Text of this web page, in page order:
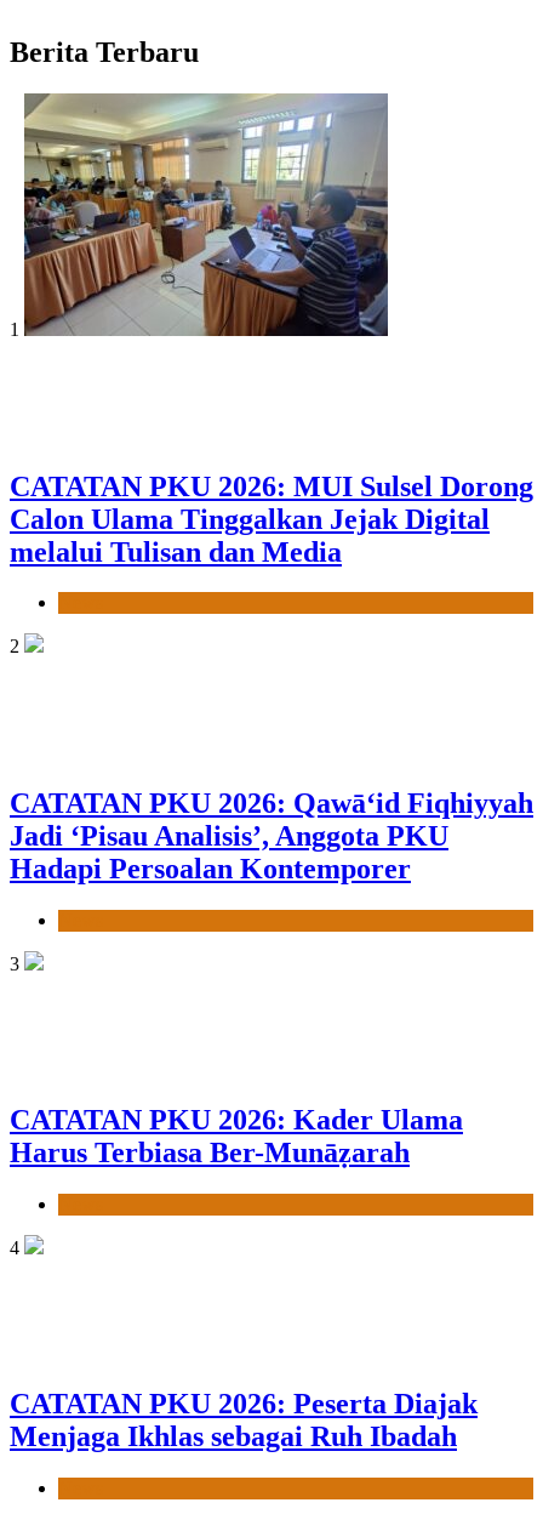
Berita Terbaru
1
CATATAN PKU 2026: MUI Sulsel Dorong
Calon Ulama Tinggalkan Jejak Digital
melalui Tulisan dan Media
2
CATATAN PKU 2026: Qawā‘id Fiqhiyyah
Jadi ‘Pisau Analisis’, Anggota PKU
Hadapi Persoalan Kontemporer
3
CATATAN PKU 2026: Kader Ulama
Harus Terbiasa Ber-Munāẓarah
4
CATATAN PKU 2026: Peserta Diajak
Menjaga Ikhlas sebagai Ruh Ibadah